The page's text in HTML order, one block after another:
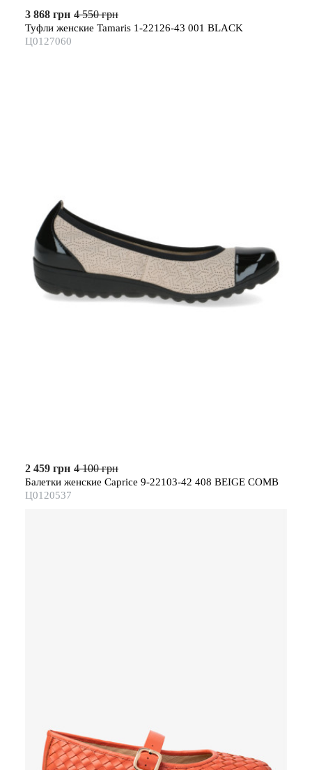
3 868 грн 4 550 грн
Туфли женские Tamaris 1-22126-43 001 BLACK
Ц0127060
2 459 грн 4 100 грн
Балетки женские Caprice 9-22103-42 408 BEIGE COMB
Ц0120537